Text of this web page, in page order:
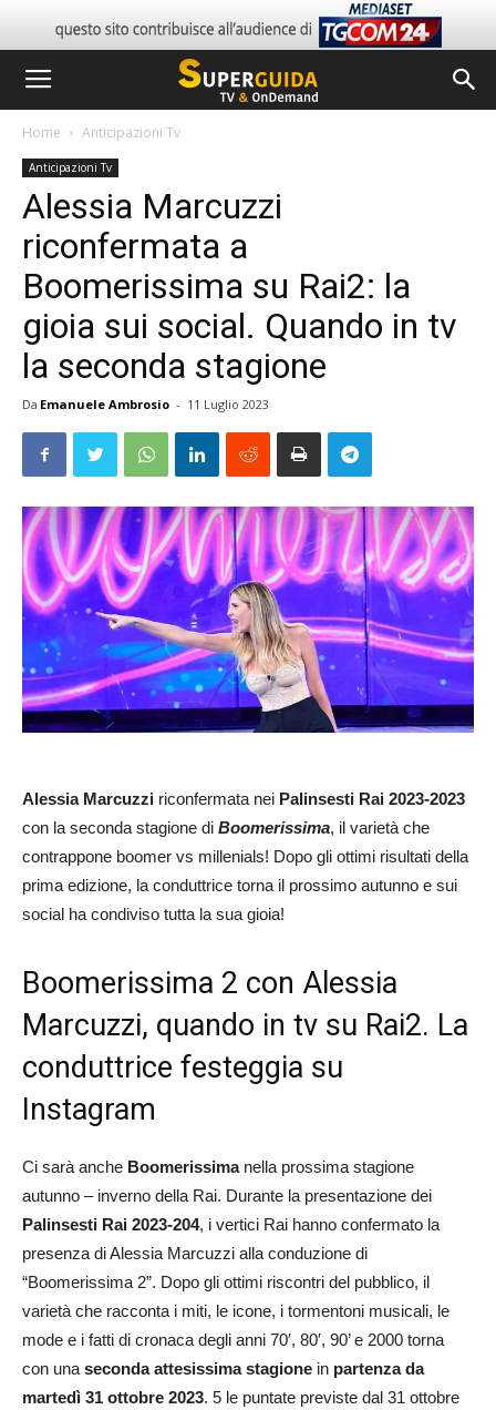
Home Anticipazioni Tv
Anticipazioni Tv
Alessia Marcuzzi
riconfermata a
Boomerissima su Rai2: la
gioia sui social. Quando in tv
la seconda stagione
Da Emanuele Ambrosio - 11 Luglio 2023
Alessia Marcuzzi riconfermata nei Palinsesti Rai 2023-2023
con la seconda stagione di Boomerissima, il varietà che
contrappone boomer vs millenials! Dopo gli ottimi risultati della
prima edizione, la conduttrice torna il prossimo autunno e sui
social ha condiviso tutta la sua gioia!
Boomerissima 2 con Alessia
Marcuzzi, quando in tv su Rai2. La
conduttrice festeggia su
Instagram
Ci sarà anche Boomerissimanella prossima stagione
autunno – inverno della Rai. Durante la presentazione dei
Palinsesti Rai 2023-204, i vertici Rai hanno confermato la
presenza di Alessia Marcuzzi alla conduzione di
“Boomerissima 2”. Dopo gli ottimi riscontri del pubblico, il
varietà che racconta i miti, le icone, i tormentoni musicali, le
mode e i fatti di cronaca degli anni 70′, 80′, 90’ e 2000 torna
con una seconda attesissima stagione in partenza da
martedì 31 ottobre 2023. 5 le puntate previste dal 31 ottobre